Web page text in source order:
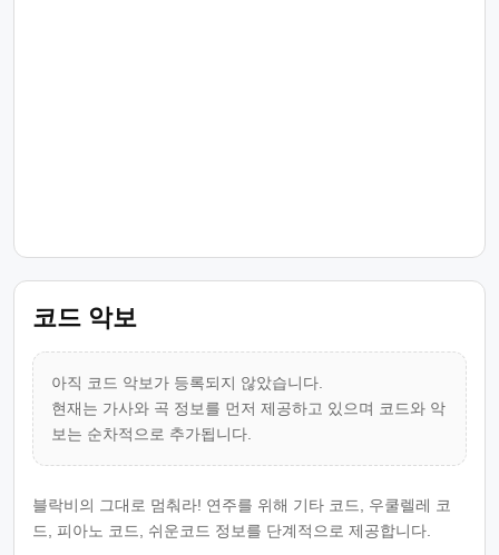
코드 악보
아직 코드 악보가 등록되지 않았습니다.
현재는 가사와 곡 정보를 먼저 제공하고 있으며 코드와 악
보는 순차적으로 추가됩니다.
블락비의 그대로 멈춰라! 연주를 위해 기타 코드, 우쿨렐레 코
드, 피아노 코드, 쉬운코드 정보를 단계적으로 제공합니다.